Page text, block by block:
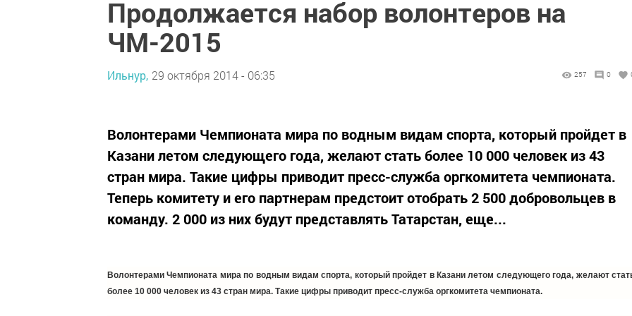
Продолжается набор волонтеров на
ЧМ-2015
Ильнур, 29 октября 2014 - 06:35 257 0
Волонтерами Чемпионата мира по водным видам спорта, который пройдет в
Казани летом следующего года, желают стать более 10 000 человек из 43
стран мира. Такие цифры приводит пресс-служба оргкомитета чемпионата.
Теперь комитету и его партнерам предстоит отобрать 2 500 добровольцев в
команду. 2 000 из них будут представлять Татарстан, еще...
Волонтерами Чемпионата мира по водным видам спорта, который пройдет в Казани летом следующего года, желают
более 10 000 человек из 43 стран мира. Такие цифры приводит пресс-служба оргкомитета чемпионата.